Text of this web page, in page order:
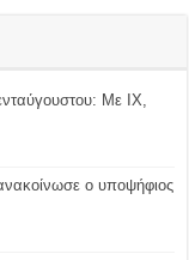
Με ΙΧ,
ο υποψήφιος